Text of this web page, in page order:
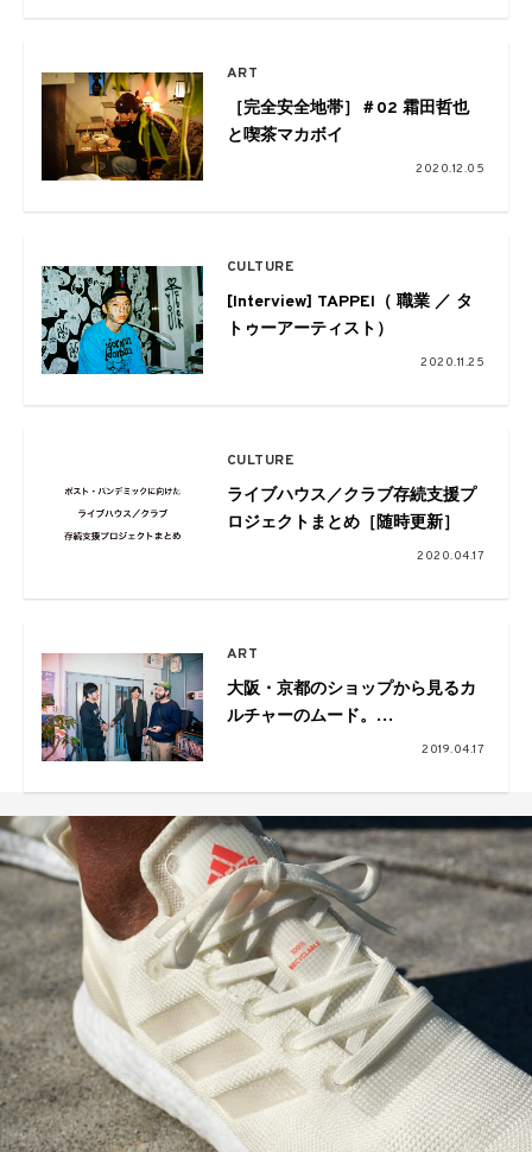
ART
［完全安全地帯］＃02 霜田哲也
と喫茶マカボイ
2020.12.05
CULTURE
[Interview] TAPPEI（ 職業 ／ タ
トゥーアーティスト）
2020.11.25
CULTURE
ライブハウス／クラブ存続支援プ
ロジェクトまとめ［随時更新］
2020.04.17
ART
大阪・京都のショップから見るカ
ルチャーのムード。
2019.04.17